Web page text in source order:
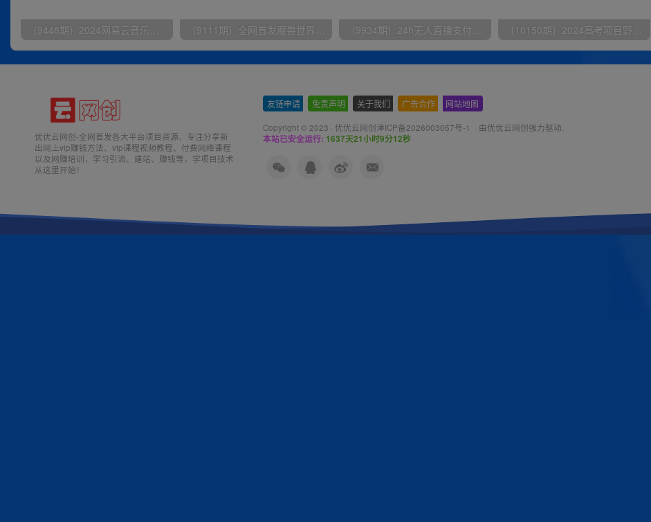
（9448期）2024网易云音乐人挂机项目，单机日入150+，无脑月入5000+ （9111期）全网首发魔兽世界美服全自动打金搬砖，日入1000+，简单好操作，保姆级教学 （9934期）24h无人直播支付宝项目，最新带货玩法，纯躺赚实测日入500+ （10150期）2024高考项目野路子玩法，无限裂变，最高一天1W＋！
优优云网创-全网首发各大平台项目资源、专注分享新
出网上vip赚钱方法、vip课程视频教程、付费网络课程
以及网赚培训，学习引流、建站、赚钱等，学项目技术
从这里开始！
友链申请 免责声明 关于我们 广告合作 网站地图
Copyright © 2023 · 优优云网创津ICP备2026003057号-1 · 由优优云网创强力驱动.
本站已安全运行: 1637天21小时9分13秒